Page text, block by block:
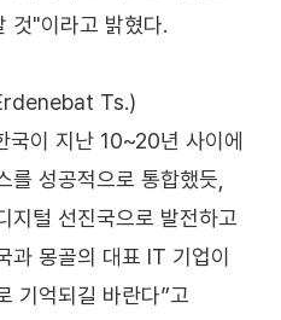
것"이라고 밝혔다.
Ts.)
국이 지난 10~20년 사이에
를 성공적으로 통합했듯,
지털 선진국으로 발전하고
과 몽골의 대표 IT 기업이
기억되길 바란다”고